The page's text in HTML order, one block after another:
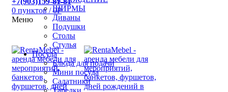
0 пунктов / 0Р
Меню
ШИРМЫ
Диваны
Подушки
Столы
Стулья
Посуда
Блюда для подачи
Мини посуда
Салатники
Тарелки